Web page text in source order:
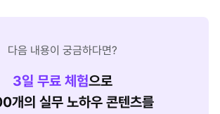
다음 내용이 궁금하다면?
3일 무료 체험으로
개의 실무 노하우 콘텐츠를